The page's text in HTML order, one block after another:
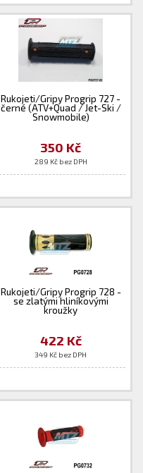
Rukojeti/Gripy Progrip 727 -
černé (ATV+Quad / Jet-Ski /
Snowmobile)
350 Kč
289 Kč bez DPH
Rukojeti/Gripy Progrip 728 -
se zlatými hliníkovými
kroužky
422 Kč
349 Kč bez DPH